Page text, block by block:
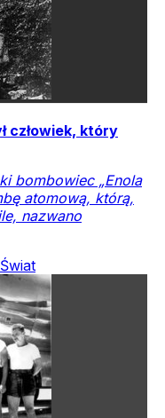
człowiek, który
bombowiec „Enola
atomową, którą,
nazwano
Świat